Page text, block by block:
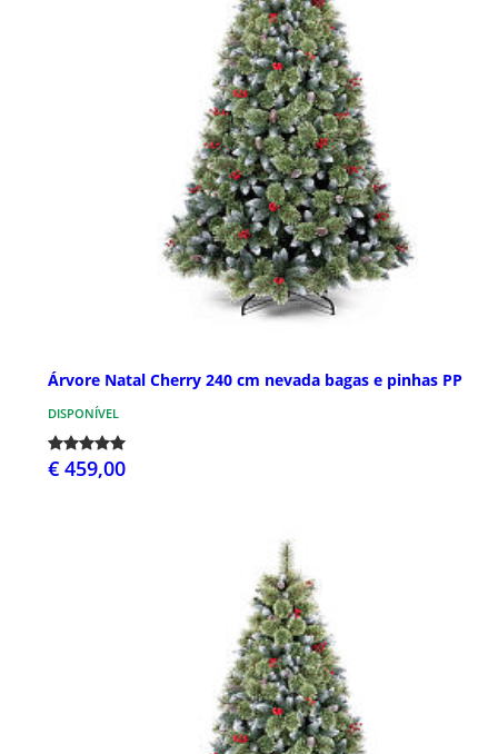
Árvore Natal Cherry 240 cm nevada bagas e pinhas PP
DISPONÍVEL
€ 459,00